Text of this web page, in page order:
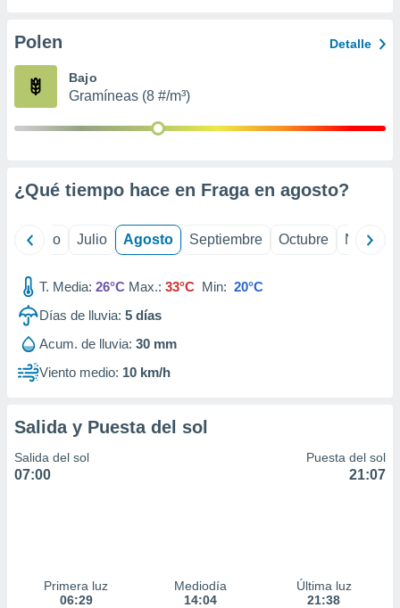
e
mediante
publicidad
publicidad
1199
Polen Detalle
Bajo
Gramíneas (8 #/m³)
¿Qué tiempo hace en Fraga en agosto?
Junio Julio Agosto Septiembre Octubre
T. Media: 26°C Max.: 33°C Min: 20°C
Días de lluvia: 5 días
Acum. de lluvia: 30 mm
Viento medio: 10 km/h
Salida y Puesta del sol
Salida del sol
07:00
Puesta del sol
21:07
Primera luz
06:29
Mediodía
14:04
Última luz
21:38